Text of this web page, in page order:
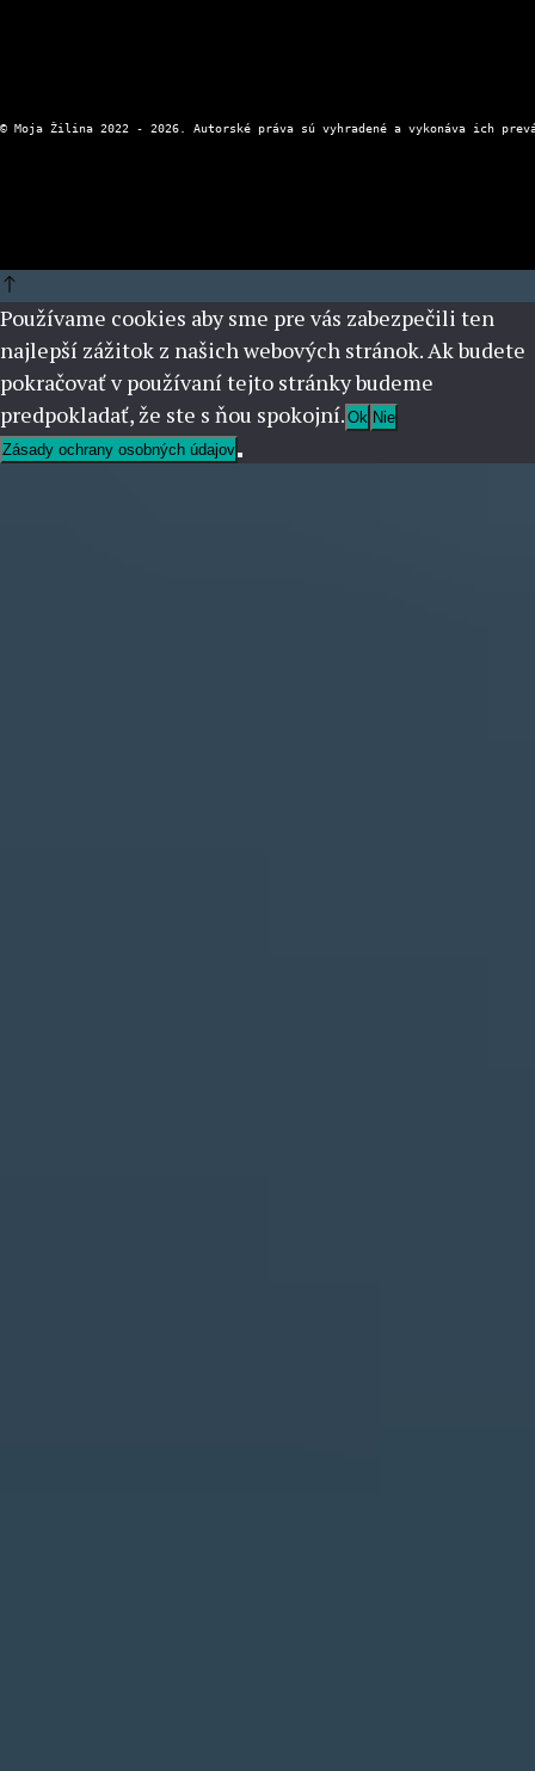
Používame cookies aby sme pre vás zabezpečili ten
najlepší zážitok z našich webových stránok. Ak budete
pokračovať v používaní tejto stránky budeme
predpokladať, že ste s ňou spokojní. Ok Nie
Zásady ochrany osobných údajov